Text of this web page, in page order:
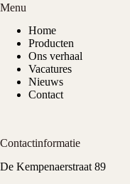
Menu
Home
Producten
Ons verhaal
Vacatures
Nieuws
Contact
Contactinformatie
De Kempenaerstraat 89